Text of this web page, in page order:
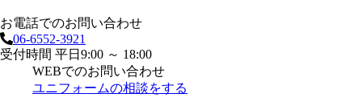
お電話でのお問い合わせ
06-6552-3921
受付時間 平日9:00 ～ 18:00
WEBでのお問い合わせ
ユニフォームの相談をする